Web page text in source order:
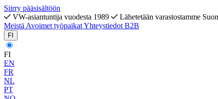
Siirry pääsisältöön
VW-asiantuntija vuodesta 1989
Lähetetään varastostamme
Meistä Avoimet työpaikatYhteystiedot B2B
FI
FI
EN
FR
NL
PT